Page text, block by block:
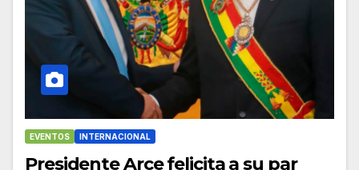
EVENTOS INTERNACIONAL
Presidente Arce felicita a su par